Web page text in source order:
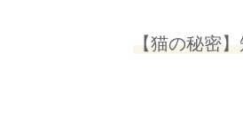
【猫の秘密